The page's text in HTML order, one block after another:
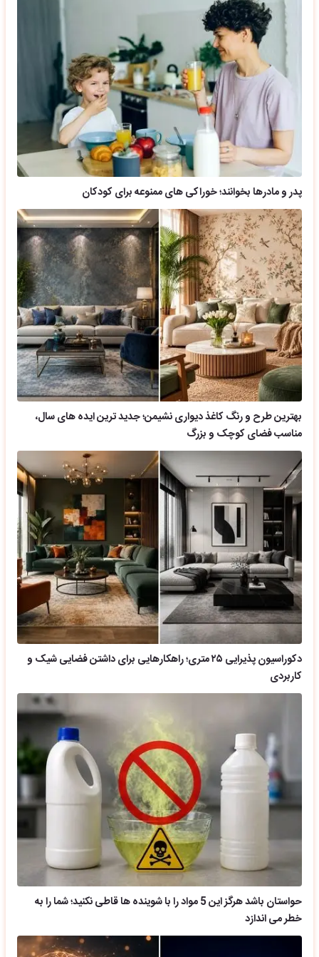
پدر و مادرها بخوانند؛ خوراکی های ممنوعه برای کودکان
بهترین طرح و رنگ کاغذ دیواری نشیمن؛ جدید ترین ایده های سال،
مناسب فضای کوچک و بزرگ
دکوراسیون پذیرایی ۲۵ متری؛ راهکارهایی برای داشتن فضایی شیک و
کاربردی
حواستان باشد هرگز این 5 مواد را با شوینده ها قاطی نکنید؛ شما را به
خطر می اندازد